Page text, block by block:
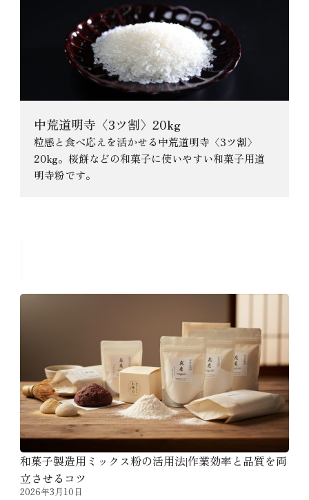
中荒道明寺〈3ツ割〉20kg
粒感と食べ応えを活かせる中荒道明寺〈3ツ割〉
20kg。桜餅などの和菓子に使いやすい和菓子用道
明寺粉です。
和菓子製造用ミックス粉の活用法|作業効率と品質を両
立させるコツ
2026年3月10日